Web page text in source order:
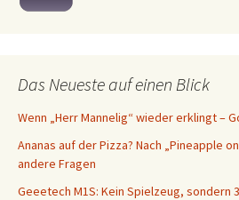
Das Neueste auf einen Blick
Wenn „Herr Mannelig“ wieder erklingt –
Ananas auf der Pizza? Nach „Pineapple
andere Fragen
Geeetech M1S: Kein Spielzeug, sondern